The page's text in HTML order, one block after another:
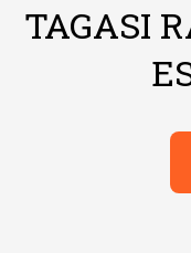
TAGASI